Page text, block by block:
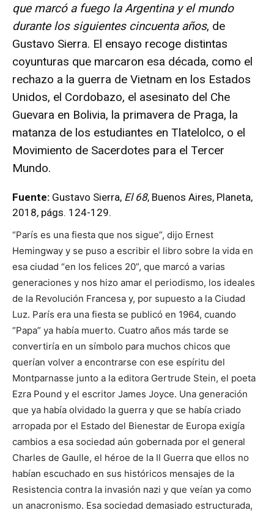
que marcó a fuego la Argentina y el mundo
durante los siguientes cincuenta años, de
Gustavo Sierra. El ensayo recoge distintas
coyunturas que marcaron esa década, como el
rechazo a la guerra de Vietnam en los Estados
Unidos, el Cordobazo, el asesinato del Che
Guevara en Bolivia, la primavera de Praga, la
matanza de los estudiantes en Tlatelolco, o el
Movimiento de Sacerdotes para el Tercer
Mundo.
Fuente: Gustavo Sierra, El 68, Buenos Aires, Planeta,
2018, págs. 124-129.
“París es una fiesta que nos sigue”, dijo Ernest
Hemingway y se puso a escribir el libro sobre la vida en
esa ciudad “en los felices 20”, que marcó a varias
generaciones y nos hizo amar el periodismo, los ideales
de la Revolución Francesa y, por supuesto a la Ciudad
Luz. París era una fiesta se publicó en 1964, cuando
“Papa” ya había muerto. Cuatro años más tarde se
convertiría en un símbolo para muchos chicos que
querían volver a encontrarse con ese espíritu del
Montparnasse junto a la editora Gertrude Stein, el poeta
Ezra Pound y el escritor James Joyce. Una generación
que ya había olvidado la guerra y que se había criado
arropada por el Estado del Bienestar de Europa exigía
cambios a esa sociedad aún gobernada por el general
Charles de Gaulle, el héroe de la II Guerra que ellos no
habían escuchado en sus históricos mensajes de la
Resistencia contra la invasión nazi y que veían ya como
un ana­cronismo. Esa sociedad demasiado estructurada,